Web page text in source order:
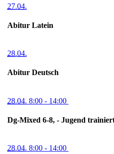
27.04.
Abitur Latein
28.04.
Abitur Deutsch
28.04. 8:00 - 14:00
Dg-Mixed 6-8, - Jugend
28.04. 8:00 - 14:00